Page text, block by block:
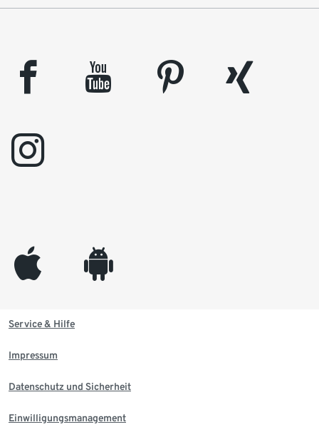
facebook youtube pinterest
xing
instagram
appleinc android
Service & Hilfe
Impressum
Datenschutz und Sicherheit
Einwilligungsmanagement